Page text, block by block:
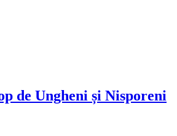
de Ungheni și Nisporeni